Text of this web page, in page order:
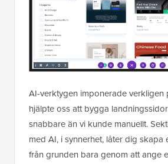
AI-verktygen imponerade verkligen
hjälpte oss att bygga
snabbare än vi kunde manuellt.
med AI, i synnerhet, låter dig skapa
från grunden bara genom att ange